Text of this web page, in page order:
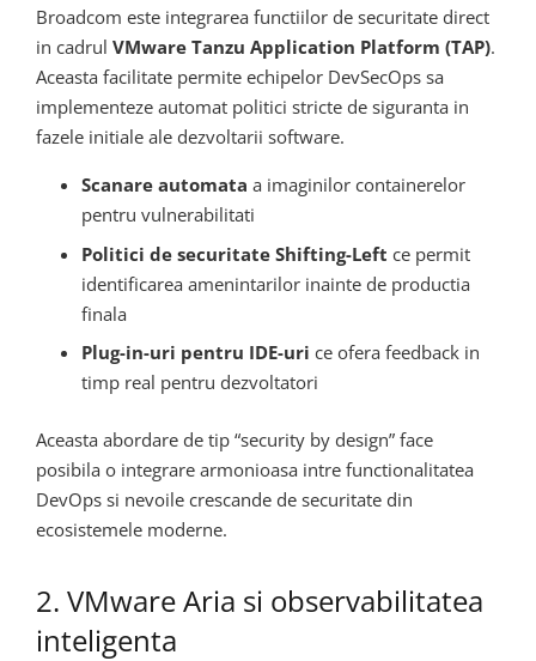
Broadcom este integrarea functiilor de securitate direct
in cadrul VMware Tanzu Application Platform (TAP).
Aceasta facilitate permite echipelor DevSecOps sa
implementeze automat politici stricte de siguranta in
fazele initiale ale dezvoltarii software.
Scanare automata a imaginilor containerelor
pentru vulnerabilitati
Politici de securitate Shifting-Left ce permit
identificarea amenintarilor inainte de productia
finala
Plug-in-uri pentru IDE-uri ce ofera feedback in
timp real pentru dezvoltatori
Aceasta abordare de tip “security by design” face
posibila o integrare armonioasa intre functionalitatea
DevOps si nevoile crescande de securitate din
ecosistemele moderne.
2. VMware Aria si observabilitatea
inteligenta